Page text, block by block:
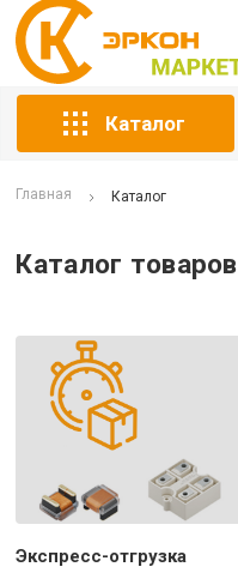
Каталог
Главная Каталог
Каталог товаров
Экспресс-отгрузка